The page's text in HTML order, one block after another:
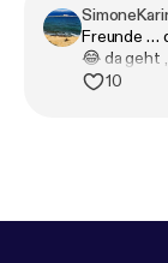
Infos rund um
com/
s://
Freunde …
😂 da geht
10